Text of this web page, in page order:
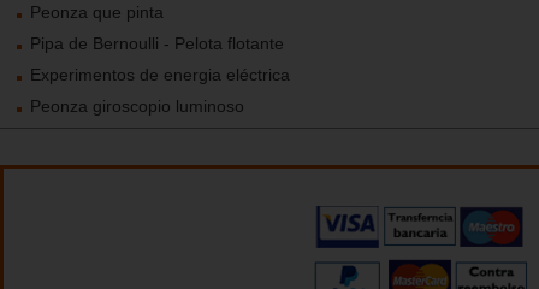
Peonza que pinta
Pipa de Bernoulli - Pelota flotante
Experimentos de energia eléctrica
Peonza giroscopio luminoso